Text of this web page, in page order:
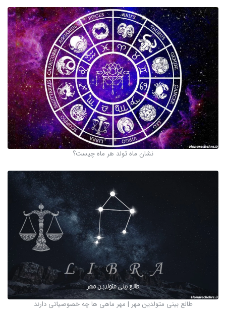
نشان ماه تولد هر ماه چیست؟
طالع بینی متولدین مهر | مهر ماهی ها چه خصوصیاتی دارند